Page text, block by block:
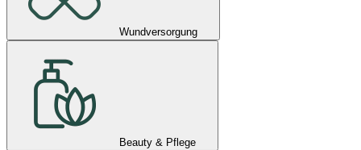
Wundversorgung
Beauty & Pflege